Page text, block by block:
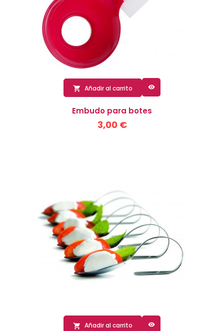
 Añadir al carrito 
Embudo para botes
3,00 €
 Añadir al carrito 